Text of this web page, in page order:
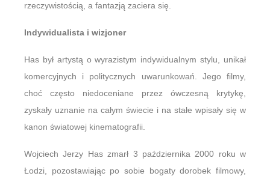
rzeczywistością, a fantazją zaciera się.
Indywidualista i wizjoner
Has był artystą o wyrazistym indywidualnym stylu, unikał
komercyjnych i politycznych uwarunkowań. Jego filmy,
choć często niedoceniane przez ówczesną krytykę,
zyskały uznanie na całym świecie i na stałe wpisały się w
kanon światowej kinematografii.
Wojciech Jerzy Has zmarł 3 października 2000 roku w
Łodzi, pozostawiając po sobie bogaty dorobek filmowy,